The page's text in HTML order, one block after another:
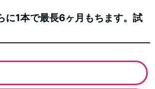
に1本で最長6ヶ月もちます。試